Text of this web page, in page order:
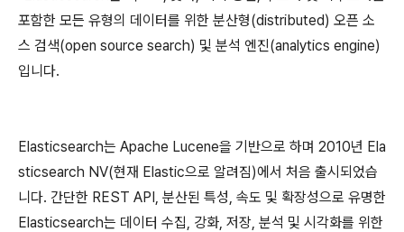
포함한 모든 유형의 데이터를 위한 분산형(distributed) 오픈 소
스 검색(open source search) 및 분석 엔진(analytics engine)
입니다.
Elasticsearch는 Apache Lucene을 기반으로 하며 2010년 Ela
sticsearch NV(현재 Elastic으로 알려짐)에서 처음 출시되었습
니다. 간단한 REST API, 분산된 특성, 속도 및 확장성으로 유명한
Elasticsearch는 데이터 수집, 강화, 저장, 분석 및 시각화를 위한